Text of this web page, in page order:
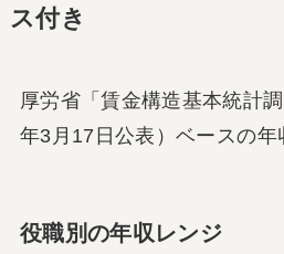
ス付き
厚労省「賃金構造基本統計
年3月17日公表）ベースの年
役職別の年収レンジ